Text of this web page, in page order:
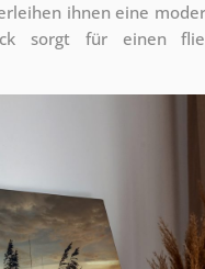
ihnen eine
sorgt für einen